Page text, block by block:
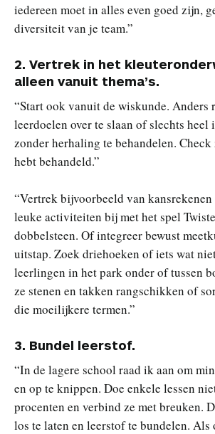
iedereen moet in alles even goed zijn,
diversiteit van je team.”
2. Vertrek in het
alleen vanuit thema’s.
“Start ook vanuit de wiskunde. Anders
leerdoelen over te slaan of slechts heel
zonder herhaling te behandelen.
hebt behandeld.”
“Vertrek bijvoorbeeld van kansrekenen
leuke activiteiten bij met het spel
dobbelsteen. Of integreer bewust
uitstap. Zoek driehoeken of iets wat
leerlingen in het park onder of tussen
ze stenen en takken rangschikken of
die moeilijkere termen.”
3. Bundel leerstof.
“In de lagere school raad ik aan om
en op te knippen. Doe enkele lessen
procenten en verbind ze met breuken.
los te laten en leerstof te bundelen.